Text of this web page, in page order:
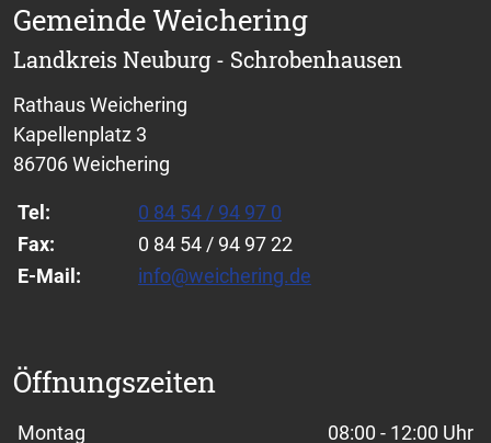
Gemeinde Weichering
Landkreis Neuburg - Schrobenhausen
Rathaus Weichering
Kapellenplatz 3
86706 Weichering
Tel:
0 84 54 / 94 97 0
Fax:
0 84 54 / 94 97 22
E-Mail:
info@weichering.de
Öffnungszeiten
Wochentage / Monate
Öffnungszeiten / Hinweise
Montag
08:00 - 12:00 Uhr